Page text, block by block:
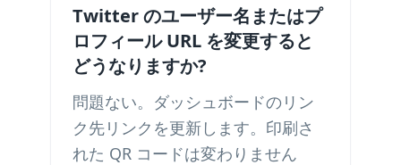
Twitter のユーザー名またはプ
ロフィール URL を変更すると
どうなりますか?
問題ない。ダッシュボードのリン
ク先リンクを更新します。印刷さ
れた QR コードは変わりません